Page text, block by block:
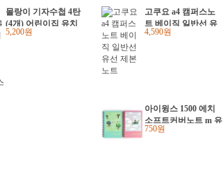
몰랑이 기자수첩 4탄
(4개) 어린이집 유치
원 학원학교 단체 크
5,200원
고쿠요 a4 캠퍼스노
트 베이직 일반선 유
선 제본노트
4,590원
아이윙스 1500 에치
소프트커버노트 m 유
선 스프링노트
750원